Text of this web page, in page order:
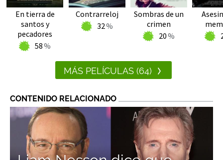
En tierra de
santos y
pecadores
58
Contrarreloj
32
Sombras de un
crimen
20
MÁS PELÍCULAS (64)
CONTENIDO RELACIONADO